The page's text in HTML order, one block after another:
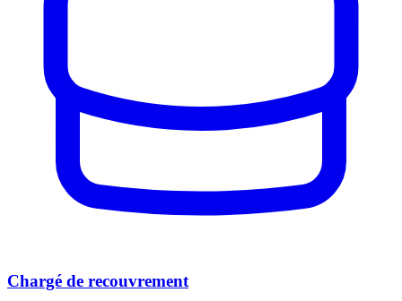
Chargé de recouvrement